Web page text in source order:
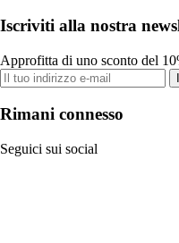
Iscriviti alla nostra
Approfitta di uno sconto del
Rimani connesso
Seguici sui social